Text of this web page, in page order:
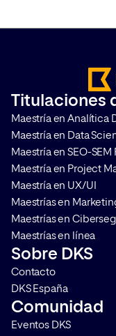
contamos qué es,
funciona, cuáles
principales
qué se ha convertido
[…]
Titulaciones
Maestría en Analítica
Maestría en Data
Maestría en SEO-SEM
Maestría en Project
Maestría en UX/UI
Maestrías en
Maestrías en
Maestrías en línea
Sobre DKS
Contacto
DKS España
Comunidad
Eventos DKS